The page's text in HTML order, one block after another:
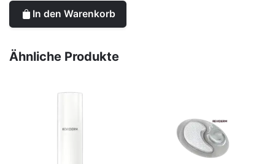
shower
foam
Duschschaum
In den Warenkorb
Ähnliche Produkte